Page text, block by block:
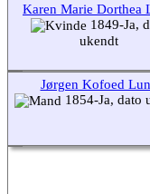
Karen Marie Dorthea
1849-Ja,
ukendt
Jørgen Kofoed
1854-Ja, dato